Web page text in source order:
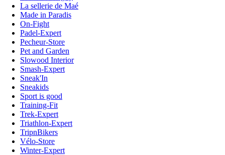
La sellerie de Maé
Made in Paradis
On-Fight
Padel-Expert
Pecheur-Store
Pet and Garden
Slowood Interior
Smash-Expert
Sneak'In
Sneakids
Sport is good
Training-Fit
Trek-Expert
Triathlon-Expert
TripnBikers
Vélo-Store
Winter-Expert